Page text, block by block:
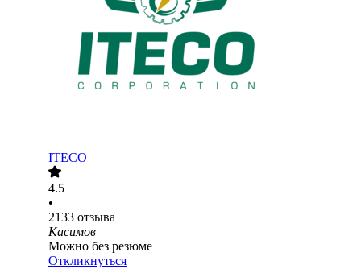
ITECO
4.5
•
2133 отзыва
Касимов
Можно без резюме
Откликнуться